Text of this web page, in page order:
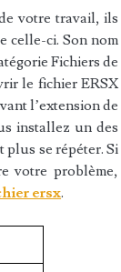
votre travail, ils
celle-ci. Son nom
Fichiers de
le fichier ERSX
l’extension de
installez un des
plus se répéter. Si
votre problème,
ersx.